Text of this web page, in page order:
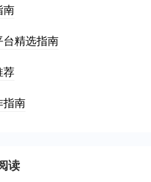
南
精选指南
荐
指南
读